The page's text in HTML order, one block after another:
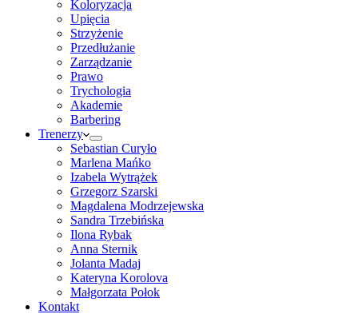
Koloryzacja
Upięcia
Strzyżenie
Przedłużanie
Zarządzanie
Prawo
Trychologia
Akademie
Barbering
Trenerzy
Sebastian Curyło
Marlena Mańko
Izabela Wytrążek
Grzegorz Szarski
Magdalena Modrzejewska
Sandra Trzebińska
Ilona Rybak
Anna Sternik
Jolanta Madaj
Kateryna Korolova
Małgorzata Połok
Kontakt